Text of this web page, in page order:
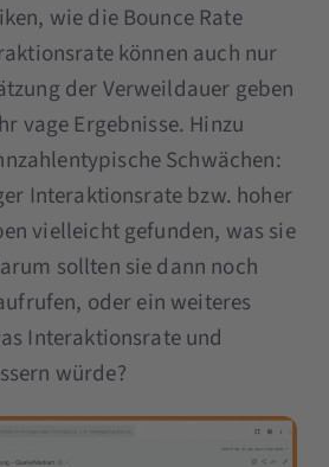
wie die Bounce Rate
können auch nur
der Verweildauer geben
vage Ergebnisse. Hinzu
Schwächen:
Interaktionsrate bzw. hoher
vielleicht gefunden, was sie
sollten sie dann noch
oder ein weiteres
Interaktionsrate und
würde?